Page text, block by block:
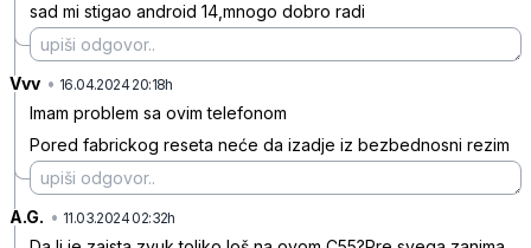
sad mi stigao android 14,mnogo dobro radi
Vvv • 16.04.2024 20:18h
Imam problem sa ovim telefonom
Pored fabrickog reseta neće da izadje iz bezbednosni rezim
A.G. • 11.03.2024 02:32h